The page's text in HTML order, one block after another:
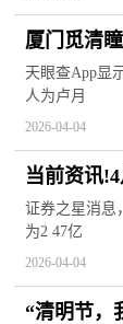
厦门觅清
通讯
天眼查App显
人为卢月
2026-04-04
当前资讯
份，重仓
证券之星消息
为2 47亿
2026-04-04
“清明节，